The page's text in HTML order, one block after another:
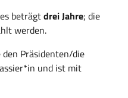
beträgtdrei Jahre; die
werden.
Präsidenten/die
und ist mit